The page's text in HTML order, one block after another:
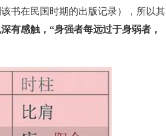
书在民国时期的出版记录），所以其
有感触，“身强者每远过于身弱者，